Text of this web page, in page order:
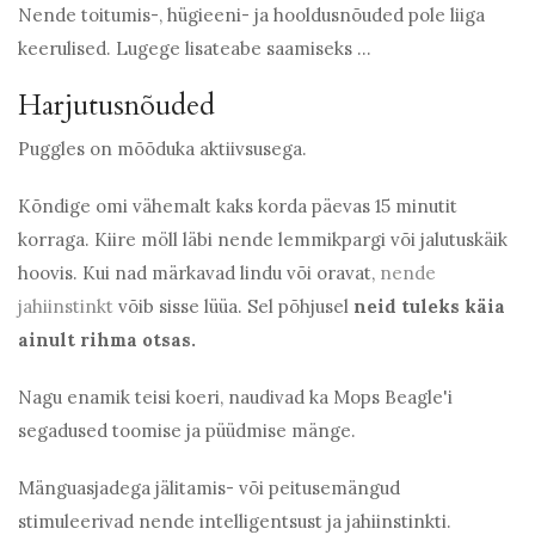
Nende toitumis-, hügieeni- ja hooldusnõuded pole liiga
keerulised. Lugege lisateabe saamiseks ...
Harjutusnõuded
Puggles on mõõduka aktiivsusega.
Kõndige omi vähemalt kaks korda päevas 15 minutit
korraga. Kiire möll läbi nende lemmikpargi või jalutuskäik
hoovis. Kui nad märkavad lindu või oravat, nende
jahiinstinkt võib sisse lüüa. Sel põhjusel neid tuleks käia
ainult rihma otsas.
Nagu enamik teisi koeri, naudivad ka Mops Beagle'i
segadused toomise ja püüdmise mänge.
Mänguasjadega jälitamis- või peitusemängud
stimuleerivad nende intelligentsust ja jahiinstinkti.